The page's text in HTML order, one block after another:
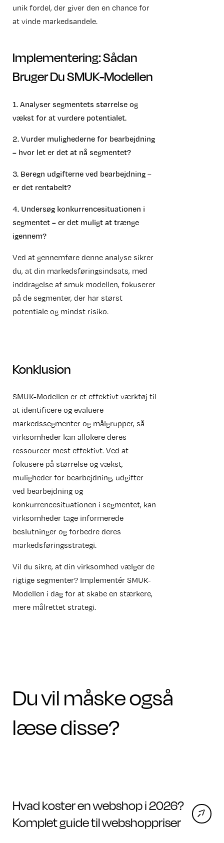
unik fordel, der giver den en chance for
at vinde markedsandele.
Implementering: Sådan
Bruger Du SMUK-Modellen
1. Analyser segmentets størrelse og
vækst for at vurdere potentialet.
2. Vurder mulighederne for bearbejdning
– hvor let er det at nå segmentet?
3. Beregn udgifterne ved bearbejdning –
er det rentabelt?
4. Undersøg konkurrencesituationen i
segmentet – er det muligt at trænge
igennem?
Ved at gennemføre denne analyse sikrer
du, at din markedsføringsindsats, med
inddragelse af smuk modellen, fokuserer
på de segmenter, der har størst
potentiale og mindst risiko.
Konklusion
SMUK-Modellen er et effektivt værktøj til
at identificere og evaluere
markedssegmenter og målgrupper, så
virksomheder kan allokere deres
ressourcer mest effektivt. Ved at
fokusere på størrelse og vækst,
muligheder for bearbejdning, udgifter
ved bearbejdning og
konkurrencesituationen i segmentet, kan
virksomheder tage informerede
beslutninger og forbedre deres
markedsføringsstrategi.
Vil du sikre, at din virksomhed vælger de
rigtige segmenter? Implementér SMUK-
Modellen i dag for at skabe en stærkere,
mere målrettet strategi.
Du vil måske også
læse disse?
Hvad koster en webshop i 2026?
Komplet guide til webshoppriser